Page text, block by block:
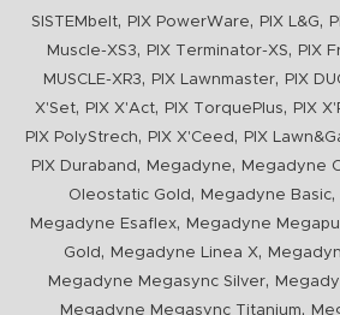
SISTEMbelt, PIX PowerWare, PIX L&G,
Muscle-XS3, PIX Terminator-XS, PIX
MUSCLE-XR3, PIX Lawnmaster, PIX
X'Set, PIX X'Act, PIX TorquePlus, PIX
PIX PolyStrech, PIX X'Ceed , PIX
PIX Duraband , Megadyne, Megadyne
Oleostatic Gold , Megadyne Basic,
Megadyne Esaflex, Megadyne
Gold , Megadyne Linea X,
Megadyne Megasync Silver,
Megadyne Megasync Titanium,